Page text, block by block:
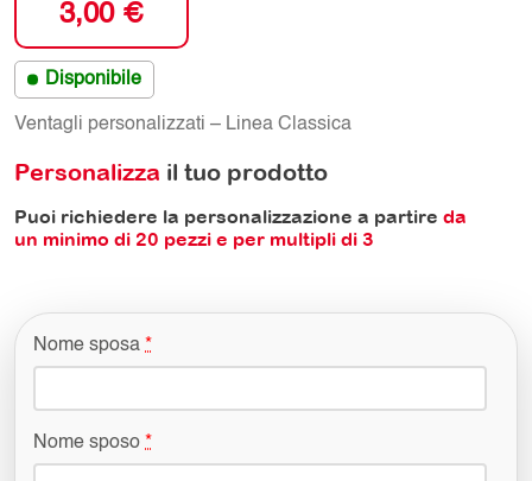
3,00 €
Disponibile
Ventagli personalizzati – Linea Classica
Personalizza il tuo prodotto
Puoi richiedere la personalizzazione a partire da
un minimo di 20 pezzi e per multipli di 3
Nome sposa *
Nome sposo *